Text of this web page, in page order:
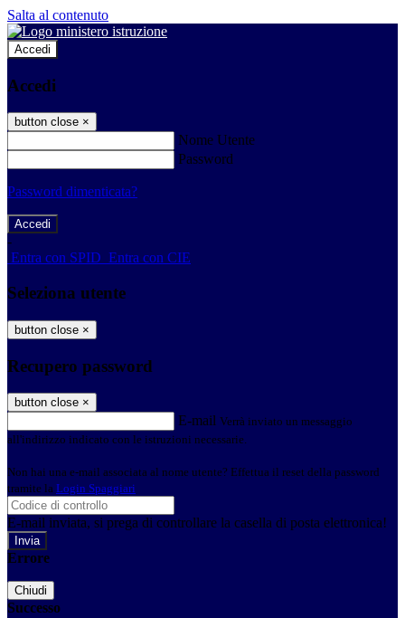
Salta al contenuto
Accedi
Accedi
button close ×
Nome Utente
Password
Password dimenticata?
-
Entra con SPID Entra con CIE
Seleziona utente
button close ×
Recupero password
button close ×
E-mail Verrà inviato un messaggio
all'indirizzo indicato con le istruzioni necessarie.
Non hai una e-mail associata al nome utente? Effettua il reset della password
tramite la Login Spaggiari
E-mail inviata, si prega di controllare la casella di posta elettronica!
Errore
Chiudi
Successo